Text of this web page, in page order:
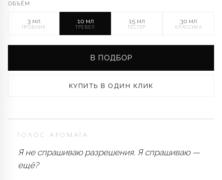
ОБЪЁМ
3 мл
ПРОБНИК
10 мл
ТРЕВЕЛ
15 мл
ТЕСТЕР
30 мл
КЛАССИКА
В ПОДБОР
КУПИТЬ В ОДИН КЛИК
ГОЛОС АРОМАТА
Я не спрашиваю разрешения. Я спрашиваю —
ещё?